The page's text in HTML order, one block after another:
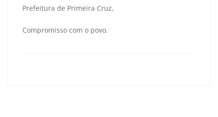
Prefeitura de Primeira Cruz,
Compromisso com o povo.